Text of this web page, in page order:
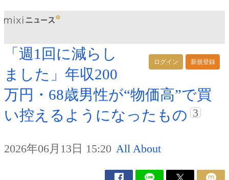
ログイン 新規登録
「週1回に減らし
ました」年収200
万円・68歳男性が“物価高”で買
い控えるようになったもの 3
2026年06月13日 15:20 All About